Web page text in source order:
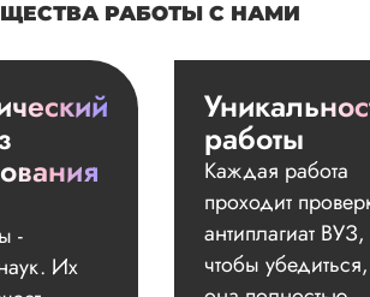
РАБОТЫ С НАМИ
-
Их
работы
Каждая работа
проходит
антиплагиат ВУЗ,
чтобы